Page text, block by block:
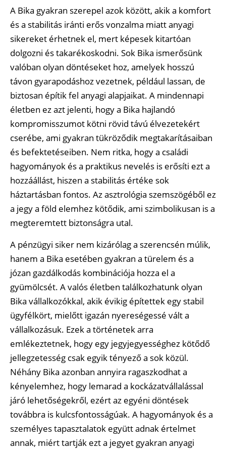
A Bika gyakran szerepel azok között, akik a komfort
és a stabilitás iránti erős vonzalma miatt anyagi
sikereket érhetnek el, mert képesek kitartóan
dolgozni és takarékoskodni. Sok Bika ismerősünk
valóban olyan döntéseket hoz, amelyek hosszú
távon gyarapodáshoz vezetnek, például lassan, de
biztosan építik fel anyagi alapjaikat. A mindennapi
életben ez azt jelenti, hogy a Bika hajlandó
kompromisszumot kötni rövid távú élvezetekért
cserébe, ami gyakran tükröződik megtakarításaiban
és befektetéseiben. Nem ritka, hogy a családi
hagyományok és a praktikus nevelés is erősíti ezt a
hozzáállást, hiszen a stabilitás értéke sok
háztartásban fontos. Az asztrológia szemszögéből ez
a jegy a föld elemhez kötődik, ami szimbolikusan is a
megteremtett biztonságra utal.
A pénzügyi siker nem kizárólag a szerencsén múlik,
hanem a Bika esetében gyakran a türelem és a
józan gazdálkodás kombinációja hozza el a
gyümölcsét. A valós életben találkozhatunk olyan
Bika vállalkozókkal, akik évikig építettek egy stabil
ügyfélkört, mielőtt igazán nyereségessé vált a
vállalkozásuk. Ezek a történetek arra
emlékeztetnek, hogy egy jegyjegyességhez kötődő
jellegzetesség csak egyik tényező a sok közül.
Néhány Bika azonban annyira ragaszkodhat a
kényelemhez, hogy lemarad a kockázatvállalással
járó lehetőségekről, ezért az egyéni döntések
továbbra is kulcsfontosságúak. A hagyományok és a
személyes tapasztalatok együtt adnak értelmet
annak, miért tartják ezt a jegyet gyakran anyagi